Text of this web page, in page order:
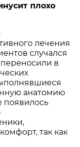
плохо
лечения
случался
переносили в
анатомию
появилось
так как